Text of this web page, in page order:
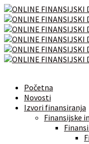
Početna
Novosti
Izvori finansiranja
Finansijske